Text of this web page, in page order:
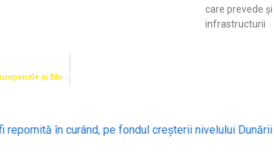
care prevede
infrastructurii
în curând, pe fondul creșterii nivelului Dunării